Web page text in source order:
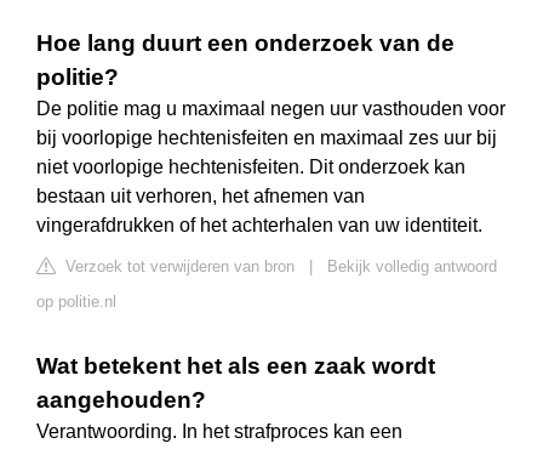
Hoe lang duurt een onderzoek van de
politie?
De politie mag u maximaal negen uur vasthouden voor
bij voorlopige hechtenisfeiten en maximaal zes uur bij
niet voorlopige hechtenisfeiten. Dit onderzoek kan
bestaan uit verhoren, het afnemen van
vingerafdrukken of het achterhalen van uw identiteit.
Verzoek tot verwijderen van bron
Bekijk volledig antwoord
op politie.nl
Wat betekent het als een zaak wordt
aangehouden?
Verantwoording. In het strafproces kan een